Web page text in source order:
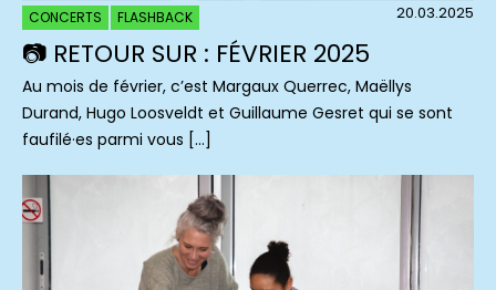
CONCERTS FLASHBACK 20.03.2025
📷 RETOUR SUR : FÉVRIER 2025
Au mois de février, c’est Margaux Querrec, Maëllys
Durand, Hugo Loosveldt et Guillaume Gesret qui se sont
faufilé·es parmi vous […]